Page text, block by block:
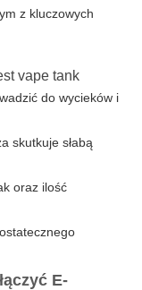
z kluczowych
vape tank
do wycieków i
skutkuje słabą
oraz ilość
E-